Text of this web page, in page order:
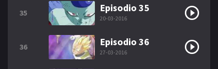
35 Episodio 35
20-03-2016
36 Episodio 36
27-03-2016